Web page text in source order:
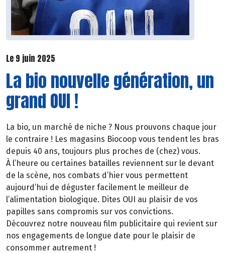
Le 9 juin 2025
La bio nouvelle génération, un
grand OUI !
La bio, un marché de niche ? Nous prouvons chaque jour
le contraire ! Les magasins Biocoop vous tendent les bras
depuis 40 ans, toujours plus proches de (chez) vous.
À l’heure ou certaines batailles reviennent sur le devant
de la scène, nos combats d’hier vous permettent
aujourd’hui de déguster facilement le meilleur de
l’alimentation biologique. Dites OUI au plaisir de vos
papilles sans compromis sur vos convictions.
Découvrez notre nouveau film publicitaire qui revient sur
nos engagements de longue date pour le plaisir de
consommer autrement !